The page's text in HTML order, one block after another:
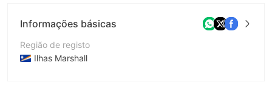
Informações básicas
Região de registo
Ilhas Marshall